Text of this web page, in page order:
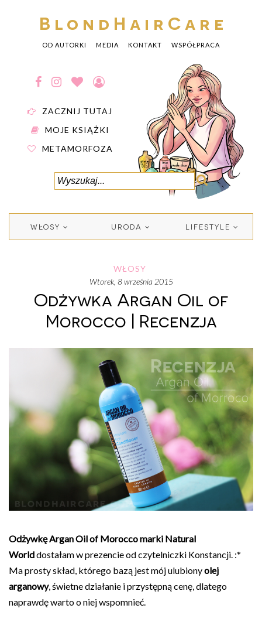
BlondHairCare
OD AUTORKI MEDIA KONTAKT WSPÓŁPRACA
ZACZNIJ TUTAJ
MOJE KSIĄŻKI
METAMORFOZA
WŁOSY URODA LIFESTYLE
WŁOSY
wtorek, 8 września 2015
Odżywka Argan Oil of
Morocco | Recenzja
Odżywkę Argan Oil of Morocco marki Natural
Worlddostałam w prezencie od czytelniczki Konstancji. :*
Ma prosty skład, którego bazą jest mój ulubionyolej
arganowy, świetne działanie i przystępną cenę, dlatego
naprawdę warto o niej wspomnieć.